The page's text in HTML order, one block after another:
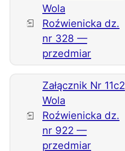
Wola
Roźwienicka dz.
nr 328 —
przedmiar
Załącznik Nr 11c2
Wola
Roźwienicka dz.
nr 922 —
przedmiar